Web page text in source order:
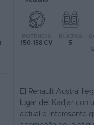
POTENCIA
150-158 CV
PLAZAS
5
El Renault Austral
lugar del Kadjar con
actual e interesante